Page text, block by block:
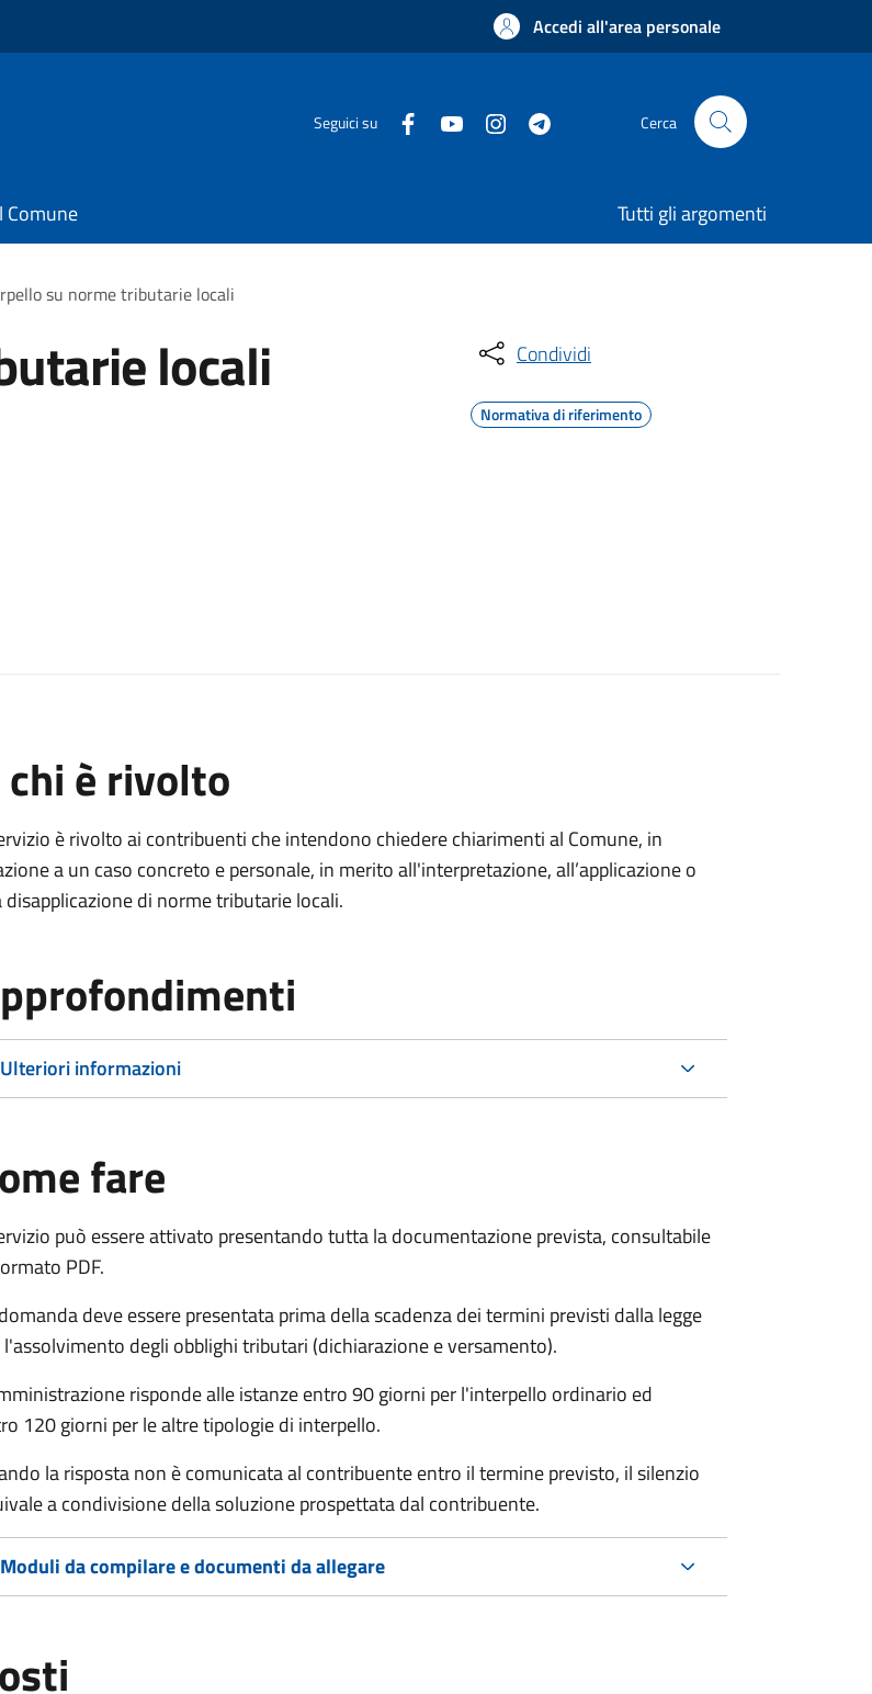
Accedi all'area personale
Seguici su Cerca
Comune Tutti gli argomenti
su norme tributarie locali
locali Condividi
Normativa di riferimento
chi è rivolto
è rivolto ai contribuenti che intendono chiedere chiarimenti al Comune, in
a un caso concreto e personale, in merito all'interpretazione, all’applicazione o
disapplicazione di norme tributarie locali.
Ulteriori informazioni
fare
può essere attivato presentando tutta la documentazione prevista, consultabile
PDF.
deve essere presentata prima della scadenza dei termini previsti dalla legge
l'assolvimento degli obblighi tributari (dichiarazione e versamento).
risponde alle istanze entro 90 giorni per l'interpello ordinario ed
120 giorni per le altre tipologie di interpello.
la risposta non è comunicata al contribuente entro il termine previsto, il silenzio
a condivisione della soluzione prospettata dal contribuente.
Moduli da compilare e documenti da allegare